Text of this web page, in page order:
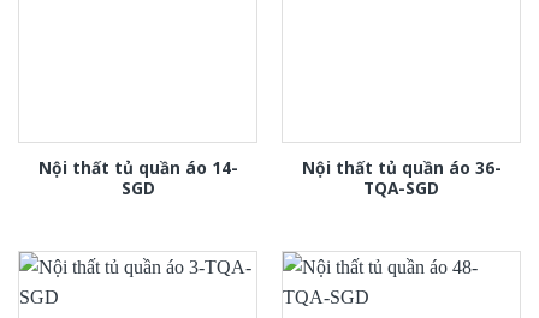
Nội thất tủ quần áo 14-
SGD
Nội thất tủ quần áo 36-
TQA-SGD